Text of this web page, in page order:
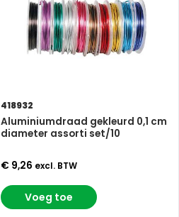
418932
Aluminiumdraad gekleurd 0,1 cm
diameter assorti set/10
€ 9,26 excl. BTW
Voeg toe